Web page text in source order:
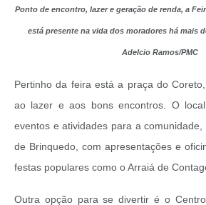
Ponto de encontro, lazer e geração de renda, a
está presente na vida dos moradores há mais
Adelcio Ramos/PMC
Pertinho da feira está a praça do
ao lazer e aos bons encontros. O
eventos e atividades para a
de Brinquedo, com apresentações e
festas populares como o Arraiá de
Outra opção para se divertir é o